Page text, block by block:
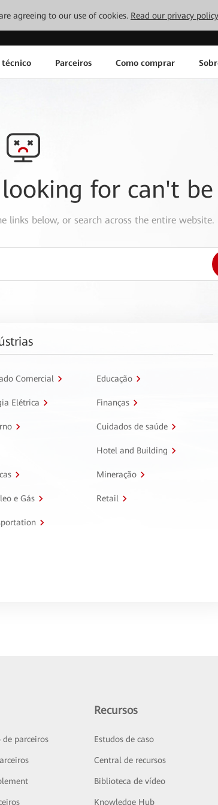
agreeing to our use of cookies. Read our privacy
Parceiros Como comprar
for can't
links below, or search across the entire website.
Comercial Educação
Elétrica Finanças
Cuidados de saúde
Hotel and Building
Mineração
e Gás Retail
parceiros
Recursos
Estudos de caso
Central de recursos
Biblioteca de vídeo
Knowledge Hub